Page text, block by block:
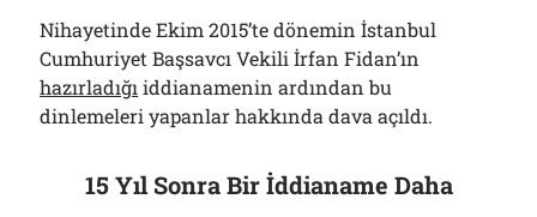
Nihayetinde Ekim 2015’te dönemin İstanbul
Cumhuriyet Başsavcı Vekili İrfan Fidan’ın
hazırladığı iddianamenin ardından bu
dinlemeleri yapanlar hakkında dava açıldı.
15 Yıl Sonra Bir İddianame Daha